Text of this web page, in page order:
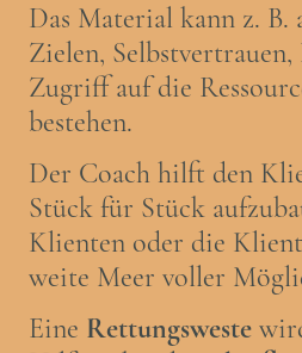
Das Material kann z. B.
Zielen,
Zugriff auf die
bestehen.
Der Coach hilft den
Stück für Stück
Klienten oder die
weite Meer voller
Eine Rettungsweste